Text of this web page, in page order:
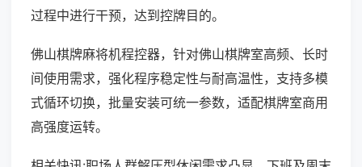
过程中进行干预，达到控牌目的。
佛山棋牌麻将机程控器，针对佛山棋牌室高频、长时
间使用需求，强化程序稳定性与耐高温性，支持多模
式循环切换，批量安装可统一参数，适配棋牌室商用
高强度运转。